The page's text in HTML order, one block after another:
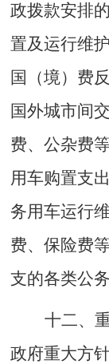
政拨款安排
置及运行维
国（境）费
国外城市间
费、公杂费
用车购置支
务用车运行
费、保险费
支的各类公
十二、
政府重大方